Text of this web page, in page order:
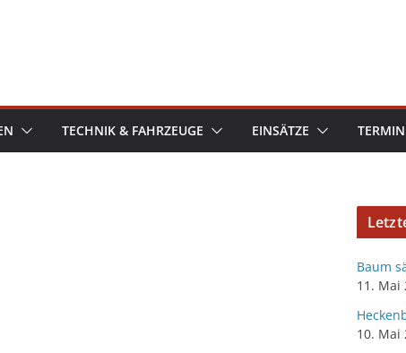
TECHNIK & FAHRZEUGE EINSÄTZE
Baum
11. Mai
10. Mai